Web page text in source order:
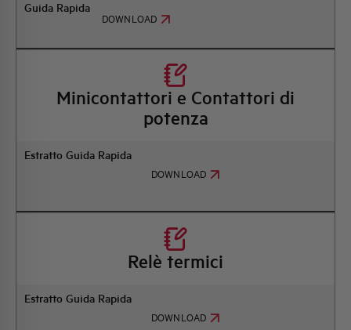
Guida Rapida
DOWNLOAD
Minicontattori e Contattori di
potenza
Estratto Guida Rapida
DOWNLOAD
Relè termici
Estratto Guida Rapida
DOWNLOAD